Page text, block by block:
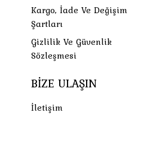
Kargo, İade Ve Değişim
Şartları
Gizlilik Ve Güvenlik
Sözleşmesi
BIZE ULAŞIN
İletişim